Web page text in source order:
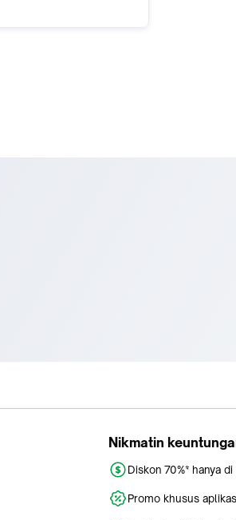
Nikmatin
Diskon 70%* hanya
Promo khusus